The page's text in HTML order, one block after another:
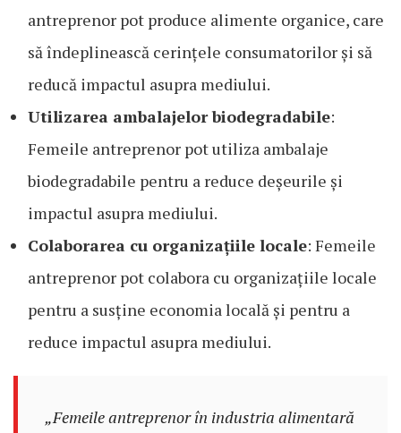
antreprenor pot produce alimente organice, care
să îndeplinească cerințele consumatorilor și să
reducă impactul asupra mediului.
Utilizarea ambalajelor biodegradabile:
Femeile antreprenor pot utiliza ambalaje
biodegradabile pentru a reduce deșeurile și
impactul asupra mediului.
Colaborarea cu organizațiile locale: Femeile
antreprenor pot colabora cu organizațiile locale
pentru a susține economia locală și pentru a
reduce impactul asupra mediului.
„Femeile antreprenor în industria alimentară